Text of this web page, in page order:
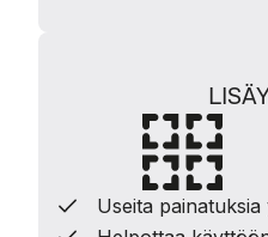
Useita painatuksia